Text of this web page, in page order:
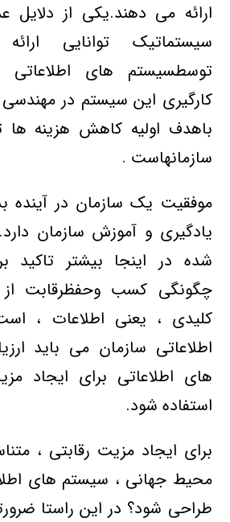
ارائه می دهند.یکی از
سیستماتیک توانایی
توسطسیستم های اطلاعاتی
کارگیری این سیستم در
باهدف اولیه کاهش هزینه ها
سازمانهاست .
موفقیت یک سازمان در آینده
یادگیری و آموزش سازمان
شده در اینجا بیشتر تاکید
چگونگی کسب وحفظرقابت
کلیدی ، یعنی اطلاعات ،
اطلاعاتی سازمان می باید
های اطلاعاتی برای ایجاد
استفاده شود.
برای ایجاد مزیت رقابتی ،
محیط جهانی ، سیستم های
طراحی شود؟ در این راستا